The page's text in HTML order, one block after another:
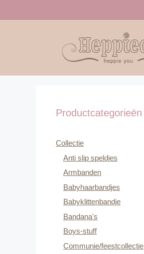
Productcategorieën
Collectie
Anti slip speldjes
Armbanden
Babyhaarbandjes
Babyklittenbandje
Bandana's
Boys-stuff
Communie/feestcollectie